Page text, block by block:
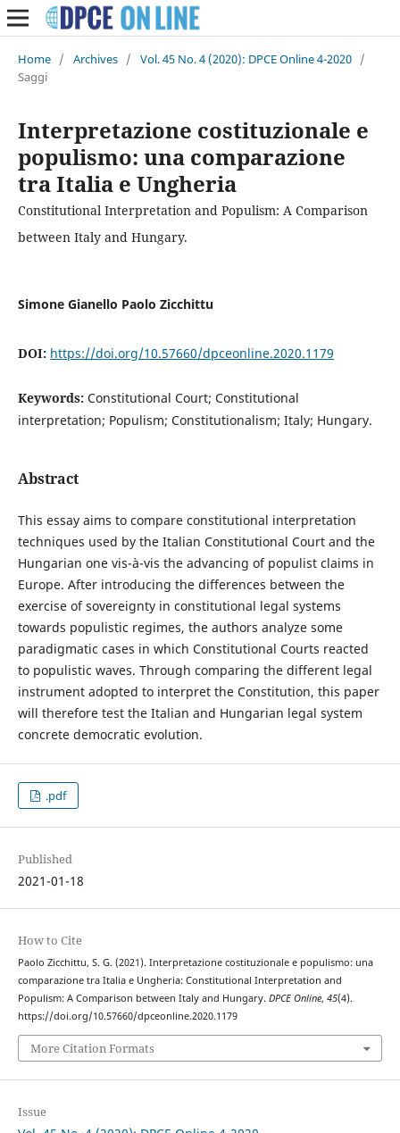
Home / Archives / Vol. 45 No. 4 (2020): DPCE Online 4-2020 /
Saggi
Interpretazione costituzionale e
populismo: una comparazione
tra Italia e Ungheria
Constitutional Interpretation and Populism: A Comparison
between Italy and Hungary.
Simone Gianello Paolo Zicchittu
DOI: https://doi.org/10.57660/dpceonline.2020.1179
Keywords: Constitutional Court; Constitutional
interpretation; Populism; Constitutionalism; Italy; Hungary.
Abstract
This essay aims to compare constitutional interpretation
techniques used by the Italian Constitutional Court and the
Hungarian one vis-à-vis the advancing of populist claims in
Europe. After introducing the differences between the
exercise of sovereignty in constitutional legal systems
towards populistic regimes, the authors analyze some
paradigmatic cases in which Constitutional Courts reacted
to populistic waves. Through comparing the different legal
instrument adopted to interpret the Constitution, this paper
will therefore test the Italian and Hungarian legal system
concrete democratic evolution.
.pdf
Published
2021-01-18
How to Cite
Paolo Zicchittu, S. G. (2021). Interpretazione costituzionale e populismo: una
comparazione tra Italia e Ungheria: Constitutional Interpretation and
Populism: A Comparison between Italy and Hungary. DPCE Online, 45(4).
https://doi.org/10.57660/dpceonline.2020.1179
More Citation Formats
Issue